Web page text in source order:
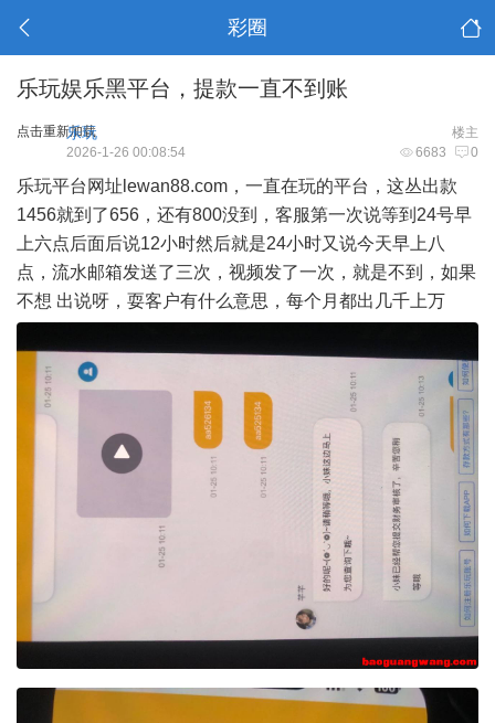
彩圈
乐玩娱乐黑平台，提款一直不到账
点击重新加载 楼主
乐玩
6683 0
2026-1-26 00:08:54
乐玩平台网址lewan88.com，一直在玩的平台，这丛出款
1456就到了656，还有800没到，客服第一次说等到24号早
上六点后面后说12小时然后就是24小时又说今天早上八
点，流水邮箱发送了三次，视频发了一次，就是不到，如果
不想 出说呀，耍客户有什么意思，每个月都出几千上万